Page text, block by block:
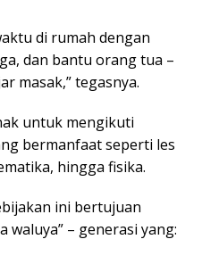
di rumah dengan
dan bantu orang tua –
masak,” tegasnya.
untuk mengikuti
bermanfaat seperti les
hingga fisika.
ini bertujuan
waluya” – generasi yang: